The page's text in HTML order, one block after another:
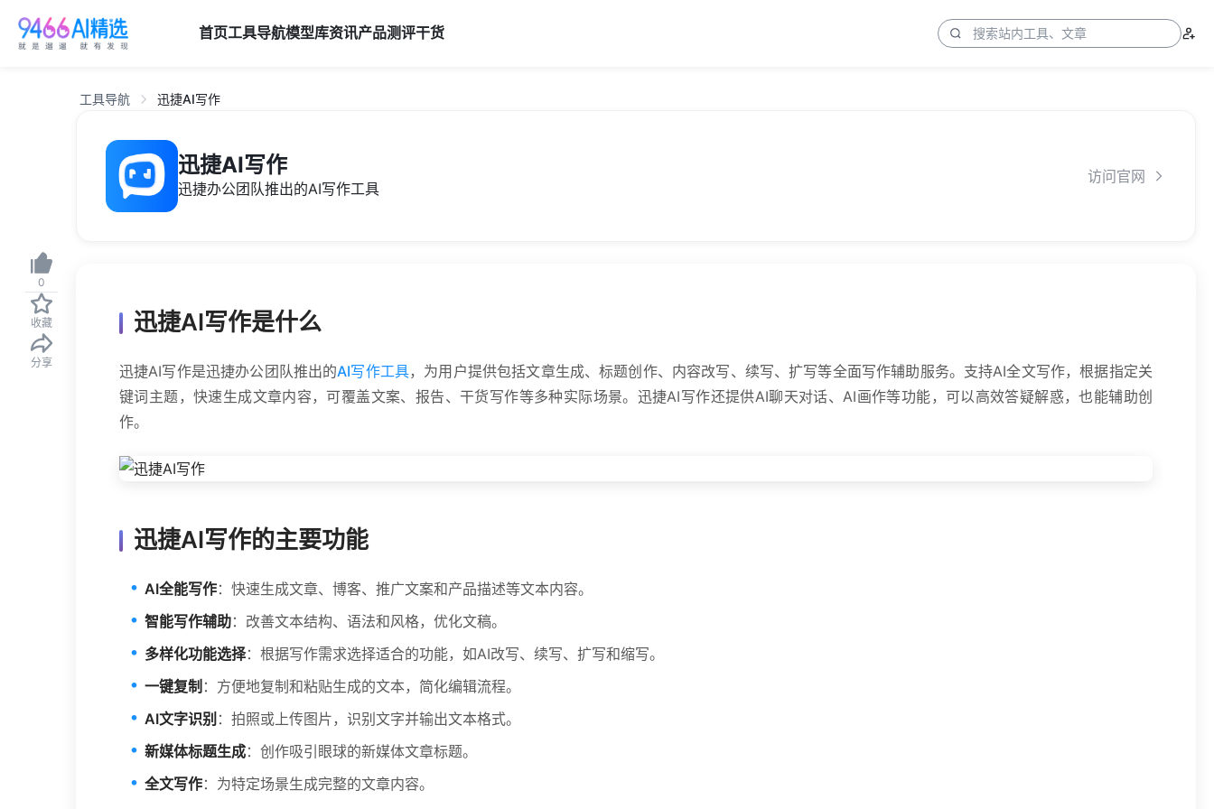
首页工具导航模型库资讯产品测评干货
0
收藏
分享
工具导航 迅捷AI写作
迅捷AI写作
迅捷办公团队推出的AI写作工具
访问官网
迅捷AI写作是什么
迅捷AI写作是迅捷办公团队推出的AI写作工具，为用户提供包括文章生成、标题创作、内容改写、续写、扩写等全面写作辅助服务。支持AI全文写作，根据指定关
键词主题，快速生成文章内容，可覆盖文案、报告、干货写作等多种实际场景。迅捷AI写作还提供AI聊天对话、AI画作等功能，可以高效答疑解惑，也能辅助创
作。
迅捷AI写作的主要功能
AI全能写作：快速生成文章、博客、推广文案和产品描述等文本内容。
智能写作辅助：改善文本结构、语法和风格，优化文稿。
多样化功能选择：根据写作需求选择适合的功能，如AI改写、续写、扩写和缩写。
一键复制 ：方便地复制和粘贴生成的文本，简化编辑流程。
AI文字识别 ：拍照或上传图片，识别文字并输出文本格式。
新媒体标题生成：创作吸引眼球的新媒体文章标题。
全文写作：为特定场景生成完整的文章内容。